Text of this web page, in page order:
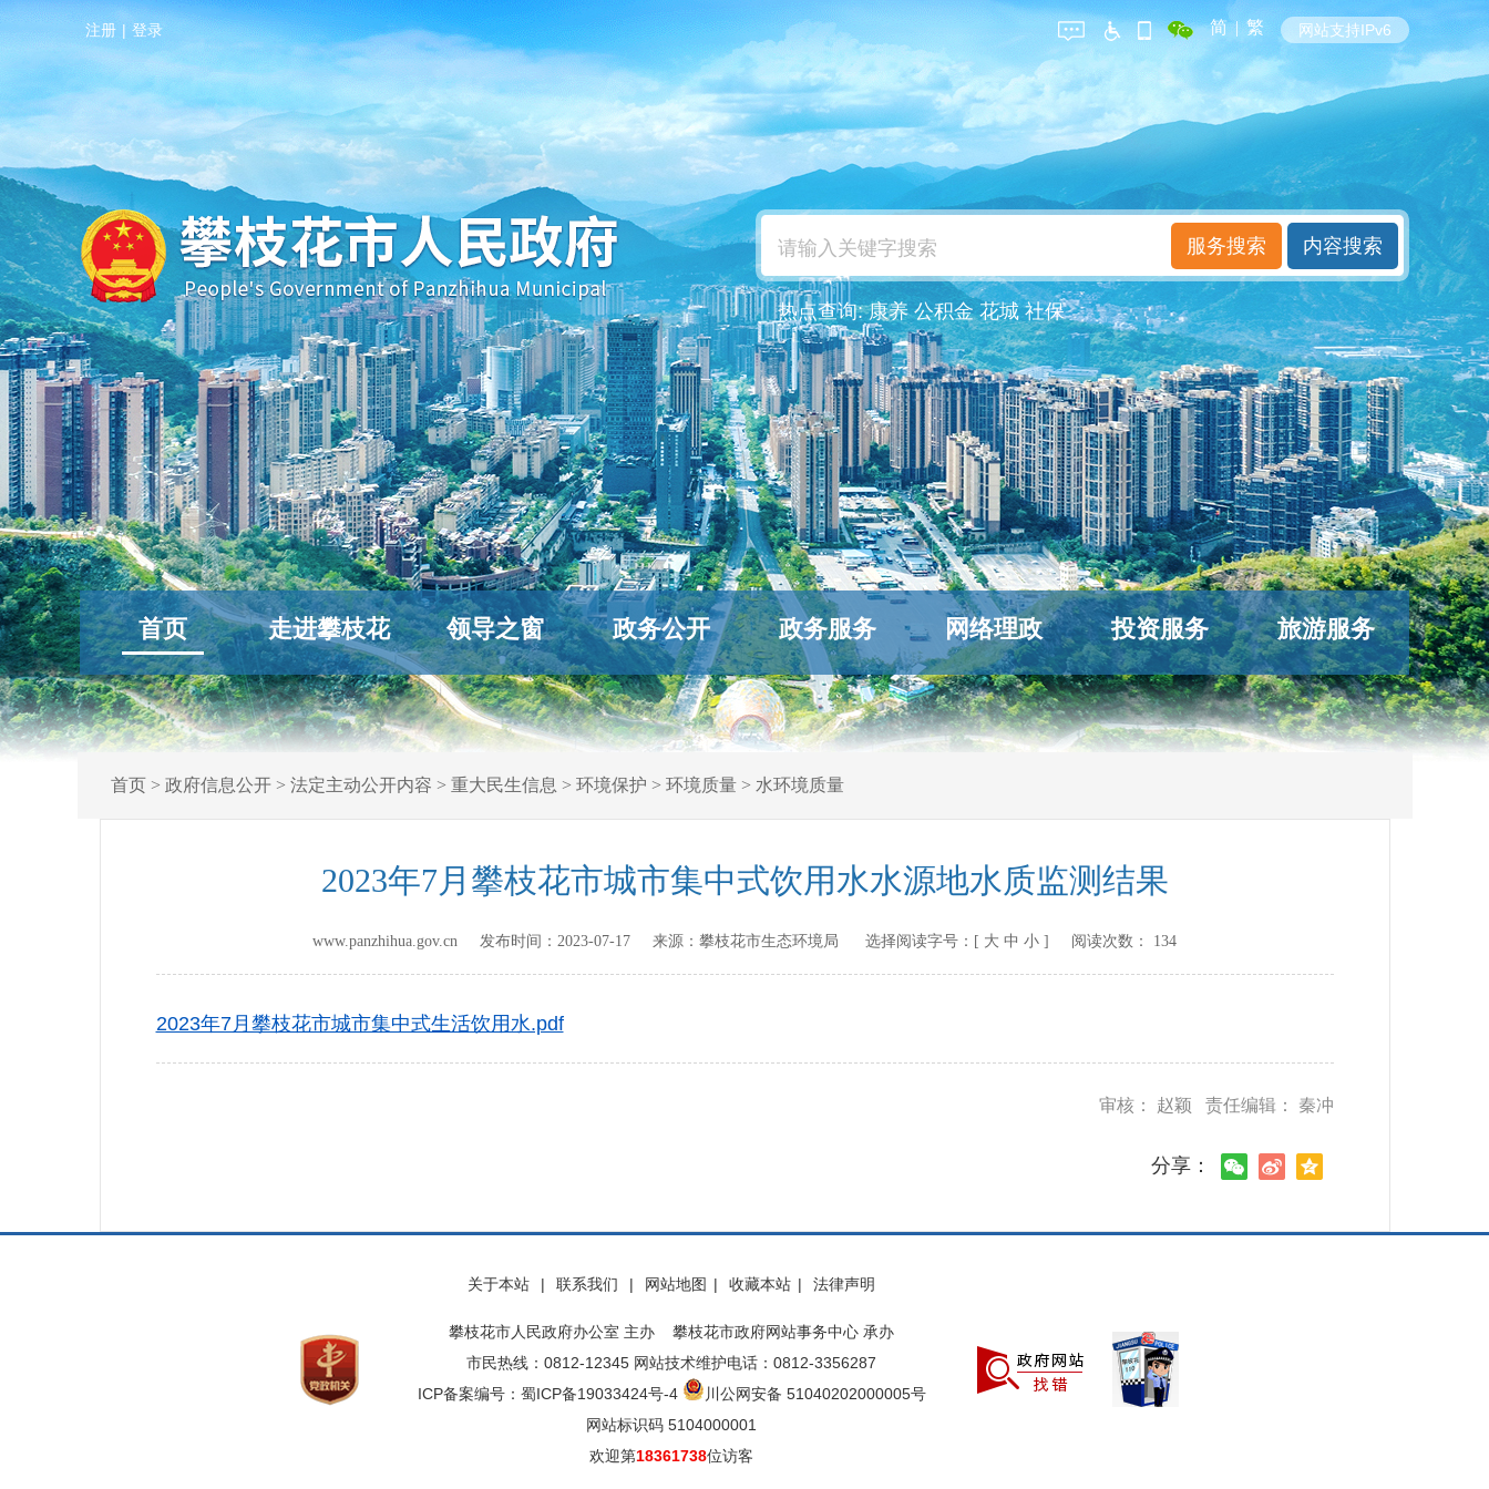
注册 | 登录 简 | 繁 网站支持IPv6
热点查询:康养 公积金 花城 社保
首页 走进攀枝花 领导之窗 政务公开 政务服务 网络理政 投资服务 旅游服务
首页> 政府信息公开> 法定主动公开内容 > 重大民生信息 > 环境保护 > 环境质量> 水环境质量
2023年7月攀枝花市城市集中式饮用水水源地水质监测结果
www.panzhihua.gov.cn 发布时间： 2023-07-17 来源： 攀枝花市生态环境局 选择阅读字号：[ 大 中 小 ] 阅读次数： 134
2023年7月攀枝花市城市集中式生活饮用水.pdf
审核： 赵颖 责任编辑： 秦冲
分享：
关于本站 | 联系我们 | 网站地图 | 收藏本站 | 法律声明
攀枝花市人民政府办公室 主办 攀枝花市政府网站事务中心 承办
市民热线：0812-12345 网站技术维护电话：0812-3356287
ICP备案编号：蜀ICP备19033424号-4
川公网安备 51040202000005号
网站标识码 5104000001
欢迎第18361738位访客